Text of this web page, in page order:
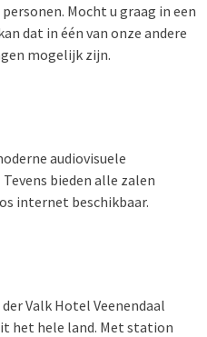
Mocht u graag in een
dat in één van onze andere
mogelijk zijn.
audiovisuele
bieden alle zalen
internet beschikbaar.
Valk Hotel Veenendaal
het hele land. Met station